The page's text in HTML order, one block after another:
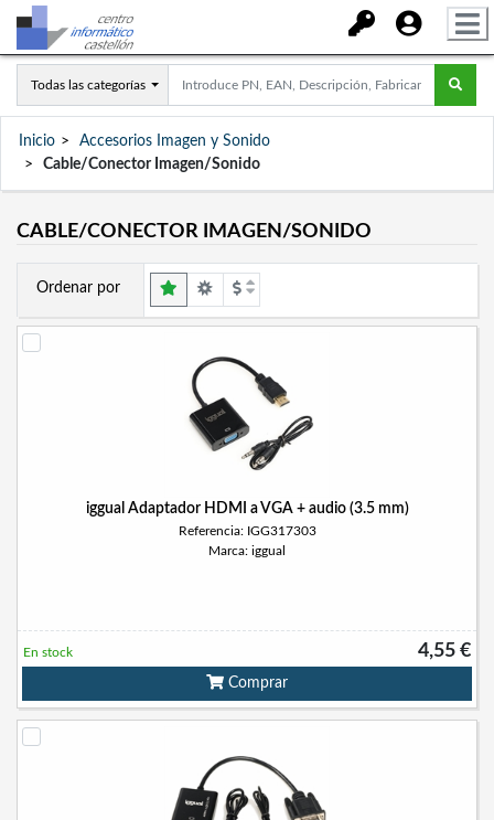
Todas las categorías
Inicio
Accesorios Imagen y Sonido
Cable/Conector Imagen/Sonido
CABLE/CONECTOR IMAGEN/SONIDO
Ordenar por
iggual Adaptador HDMI a VGA + audio (3.5 mm)
Referencia: IGG317303
Marca: iggual
4,55 €
En stock
Comprar